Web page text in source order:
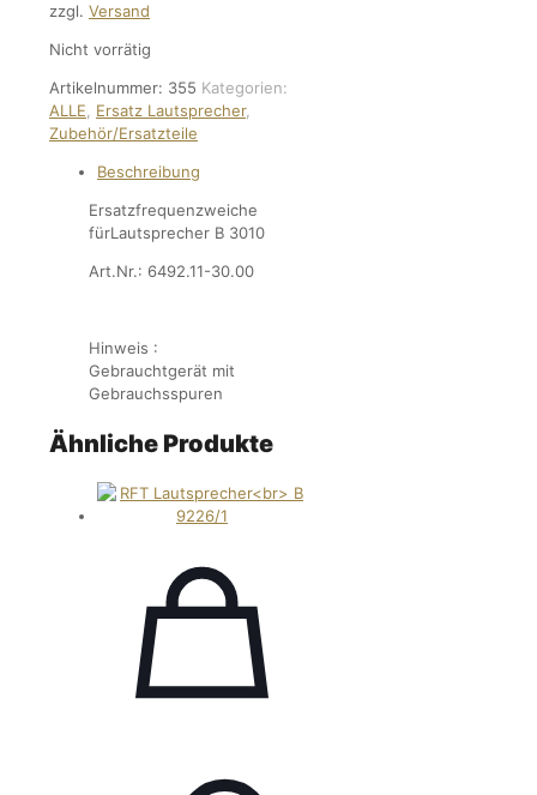
zzgl. Versand
Nicht vorrätig
Artikelnummer: 355 Kategorien:
ALLE
Ersatz Lautsprecher,
Zubehör/Ersatzteile
Beschreibung
Ersatzfrequenzweiche
fürLautsprecher B 3010
Art.Nr.: 6492.11-30.00
Hinweis :
Gebrauchtgerät mit
Gebrauchsspuren
Ähnliche Produkte